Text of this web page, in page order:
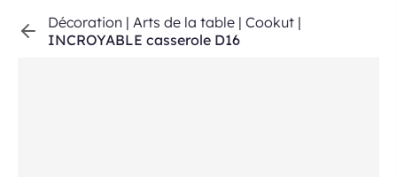
Décoration | Arts de la table | Cookut |
INCROYABLE casserole D16